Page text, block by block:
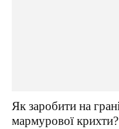
Як заробити на
мармурової крихти?